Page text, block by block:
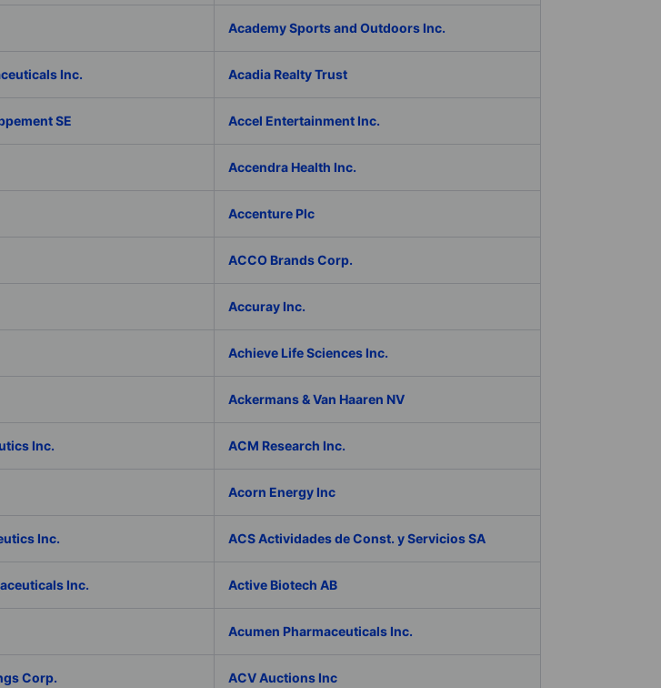
Academy Sports and Outdoors Inc.
Inc. Acadia Realty Trust
SE Accel Entertainment Inc.
Accendra Health Inc.
Accenture Plc
ACCO Brands Corp.
Accuray Inc.
Achieve Life Sciences Inc.
Ackermans & Van Haaren NV
Inc. ACM Research Inc.
Acorn Energy Inc
Inc. ACS Actividades de Const. y Servicios SA
Inc. Active Biotech AB
Acumen Pharmaceuticals Inc.
Corp. ACV Auctions Inc